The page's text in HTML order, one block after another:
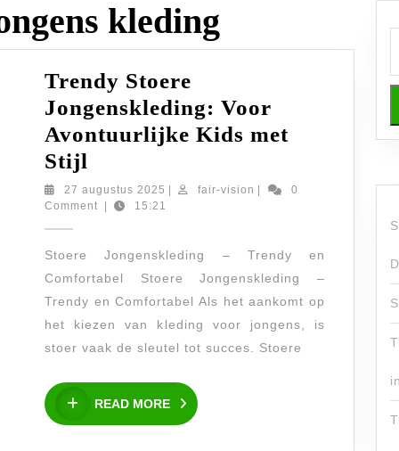
kleding
Trendy Stoere
Jongenskleding: Voor
Avontuurlijke Kids met
Stijl
Stoere
Jongenskleding:
Avontuurlijke
Kids
met
Stijl
27 augustus 2025 27
fair-vision fair-
0
Comment
15:21
Stoere Jongenskleding – Trendy en
Comfortabel Stoere Jongenskleding –
Trendy en Comfortabel Als het aankomt op
het kiezen van kleding voor jongens, is
stoer vaak de sleutel tot succes. Stoere
READ MORE
READ
MORE